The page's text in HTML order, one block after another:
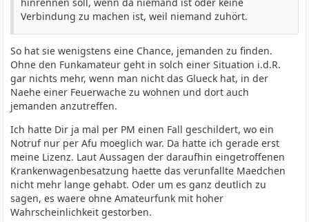
Verbindung zu machen ist, weil niemand zuhört.
So hat sie wenigstens eine Chance, jemanden zu finden.
Ohne den Funkamateur geht in solch einer Situation i.d.R.
gar nichts mehr, wenn man nicht das Glueck hat, in der
Naehe einer Feuerwache zu wohnen und dort auch
jemanden anzutreffen.
Ich hatte Dir ja mal per PM einen Fall geschildert, wo ein
Notruf nur per Afu moeglich war. Da hatte ich gerade erst
meine Lizenz. Laut Aussagen der daraufhin eingetroffenen
Krankenwagenbesatzung haette das verunfallte Maedchen
nicht mehr lange gehabt. Oder um es ganz deutlich zu
sagen, es waere ohne Amateurfunk mit hoher
Wahrscheinlichkeit gestorben.